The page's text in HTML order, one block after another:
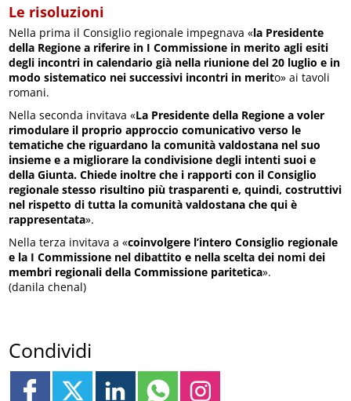
Le risoluzioni
Nella prima il Consiglio regionale impegnava «la Presidente
della Regione a riferire in I Commissione in merito agli esiti
degli incontri in calendario già nella riunione del 20 luglio e in
modo sistematico nei successivi incontri in merito» ai tavoli
romani.
Nella seconda invitava «La Presidente della Regione a voler
rimodulare il proprio approccio comunicativo verso le
tematiche che riguardano la comunità valdostana nel suo
insieme e a migliorare la condivisione degli intenti suoi e
della Giunta. Chiede inoltre che i rapporti con il Consiglio
regionale stesso risultino più trasparenti e, quindi, costruttivi
nel rispetto di tutta la comunità valdostana che qui è
rappresentata».
Nella terza invitava a «coinvolgere l’intero Consiglio regionale
e la I Commissione nel dibattito e nella scelta dei nomi dei
membri regionali della Commissione paritetica».
(danila chenal)
Condividi